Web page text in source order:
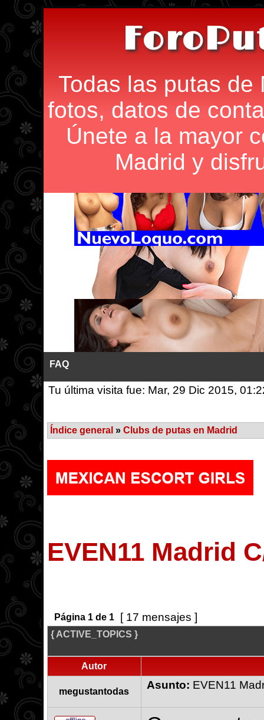
Todas las putas de
fotos, datos de
Únete a la mayor
Madrid y
FAQ
Tu última visita fue: Mar, 29 Dic 2015,
Índice general » Clubs de putas en Madrid
EVEN11 Madrid
Página 1de 1 [ 17 mensajes ]
{ ACTIVE_TOPICS }
Autor
megustantodas
Asunto: EVEN11